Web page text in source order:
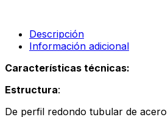
Descripción
Información adicional
Características técnicas:
Estructura:
De perfil redondo tubular de